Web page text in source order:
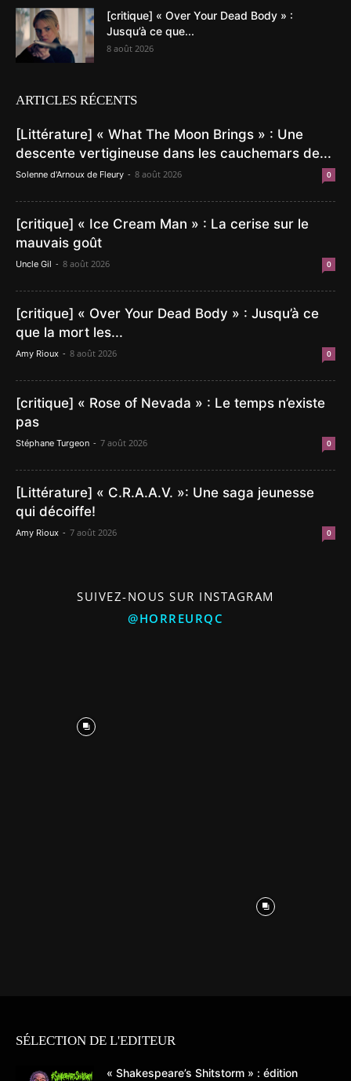
[critique] « Over Your Dead Body » :
Jusqu’à ce que...
8 août 2026
ARTICLES RÉCENTS
[Littérature] « What The Moon Brings » : Une
descente vertigineuse dans les cauchemars de...
Solenne d'Arnoux de Fleury - 8 août 2026 0
[critique] « Ice Cream Man » : La cerise sur le
mauvais goût
Uncle Gil - 8 août 2026 0
[critique] « Over Your Dead Body » : Jusqu’à ce
que la mort les...
Amy Rioux - 8 août 2026 0
[critique] « Rose of Nevada » : Le temps n’existe
pas
Stéphane Turgeon - 7 août 2026 0
[Littérature] « C.R.A.A.V. »: Une saga jeunesse
qui décoiffe!
Amy Rioux - 7 août 2026 0
SUIVEZ-NOUS SUR INSTAGRAM
@HORREURQC
SÉLECTION DE L'EDITEUR
« Shakespeare’s Shitstorm » : édition